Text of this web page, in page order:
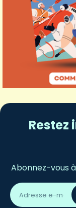
Restez
Abonnez-vous
Adresse
email
*